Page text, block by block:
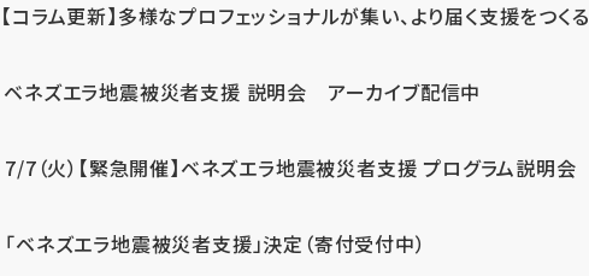
【コラム更新】多様なプロフェッショナルが集い、より届く支援をつくる
ベネズエラ地震被災者支援 説明会 アーカイブ配信中
7/7（火）【緊急開催】ベネズエラ地震被災者支援 プログラム説明会
「ベネズエラ地震被災者支援」決定（寄付受付中）